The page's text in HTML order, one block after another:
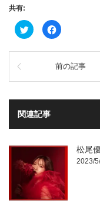
共有:
ク
リ
共
(新
い
ウ
ウ
開
き
ま
す)
Facebook
で
る
に
ク
ッ
い
ウ
ィ
ン
ド
ウ
前の記事
関連記事
松尾
2023/